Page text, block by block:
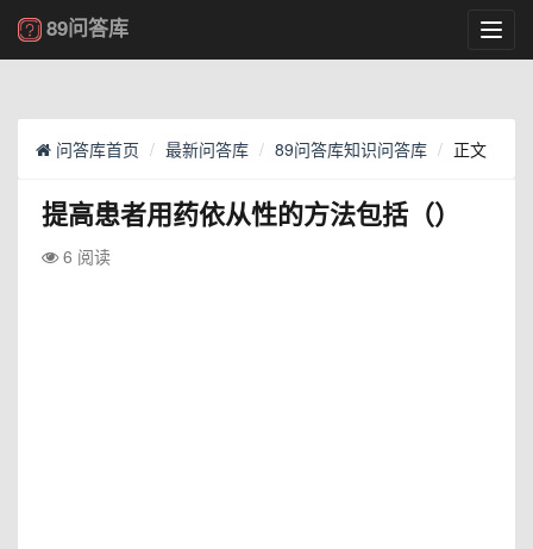
89问答库
问答库首页 最新问答库 89问答库知识问答库 正文
提高患者用药依从性的方法包括（）
6 阅读